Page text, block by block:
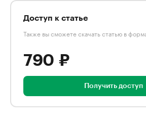
Доступ к статье
Также вы сможете скачать статью в
790 ₽
Получить доступ